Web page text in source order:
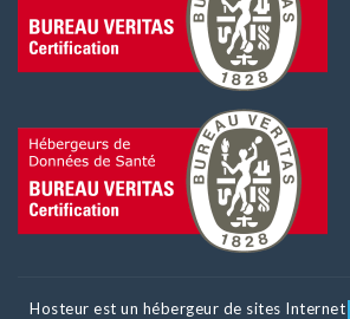
Hosteur est un hébergeur de sites Internet